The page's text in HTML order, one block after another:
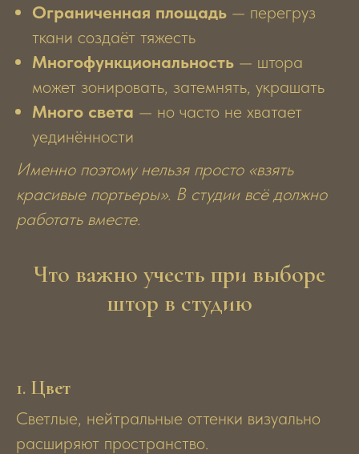
Ограниченная площадь — перегруз
ткани создаёт тяжесть
Многофункциональность — штора
может зонировать, затемнять, украшать
Много света — но часто не хватает
уединённости
Именно поэтому нельзя просто «взять
красивые портьеры». В студии всё должно
работать вместе.
Что важно учесть при выборе
штор в студию
1. Цвет
Светлые, нейтральные оттенки визуально
расширяют пространство.